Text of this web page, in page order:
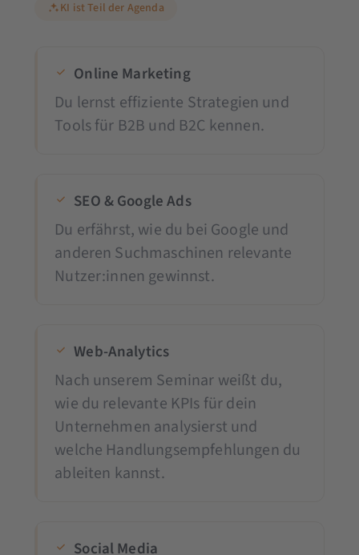
KI ist Teil der Agenda
Online Marketing
Du lernst effiziente Strategien und
Tools für B2B und B2C kennen.
SEO & Google Ads
Du erfährst, wie du bei Google und
anderen Suchmaschinen relevante
Nutzer:innen gewinnst.
Web-Analytics
Nach unserem Seminar weißt du,
wie du relevante KPIs für dein
Unternehmen analysierst und
welche Handlungsempfehlungen du
ableiten kannst.
Social Media